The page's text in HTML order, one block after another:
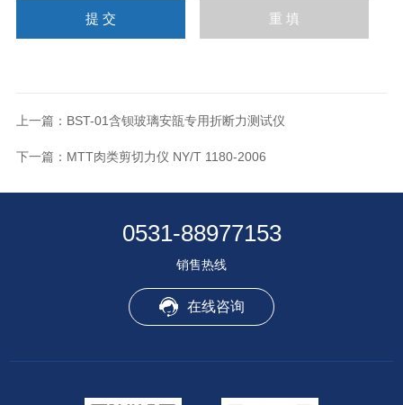
上一篇： BST-01含钡玻璃安瓿专用折断力测试仪
下一篇： MTT肉类剪切力仪 NY/T 1180-2006
0531-88977153
销售热线
在线咨询